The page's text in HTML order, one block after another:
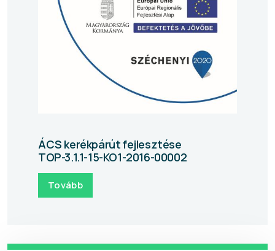
ÁCS kerékpárút fejlesztése
TOP-3.1.1-15-KO1-2016-00002
Tovább